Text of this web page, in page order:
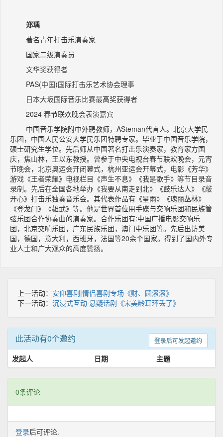
郑瑀
著名青年打击乐演奏家
国家二级演奏员
文华奖获得者
PAS(中国)国际打击乐艺术协会理事
日本大坂国际音乐比赛最高奖获得者
2024 春节联欢晚会表演嘉宾
中国音乐学院附中外聘教师，ASteman代言人。北京大学民
乐团，中国人民公安大学民乐团特聘专家。毕业于中国音乐学院，
硕士研究生学位。先后师从中国著名打击乐演奏家，教育家方国
庆，焦山林，王以东教授。曾参于中央电视台春节联欢晚会，元宵
节晚会，北京奥运会开闭幕式，杭州亚运会开幕式，电影《芳华》
游戏《王者荣耀》电视栏目《声生不息》《我是歌手》等节目录音
录制。先后在全国各地举办《我要从南走到北》《鼓乐达人》《敲
开心》打击乐独奏音乐会。其代表作品有《星雨》《瑰丽丛林》
《登龙门》《雄武》等。他是世界首位用手碟与交响乐团和民族管
弦乐团合作协奏曲的演奏家。合作乐团有:中国广播电影交响乐
团，北京交响乐团，广东民族乐团，澳门中乐团等。先后出访美
国，德国，意大利，西班牙，法国等20余个国家。得到了国内外专
业人士和广大观众的高度赞扬。
上一活动： 安仰喜剧|情侣喜剧专场《财、圆滚滚》
下一活动： 沉浸式互动·悬疑话剧《宋美龄耳环丢了》
登录后可发起邀约
此活动有0个邀约
发起人 日期 主题
0条评论
登录后可评论.